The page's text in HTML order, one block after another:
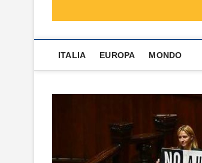
ITALIA EUROPA MONDO